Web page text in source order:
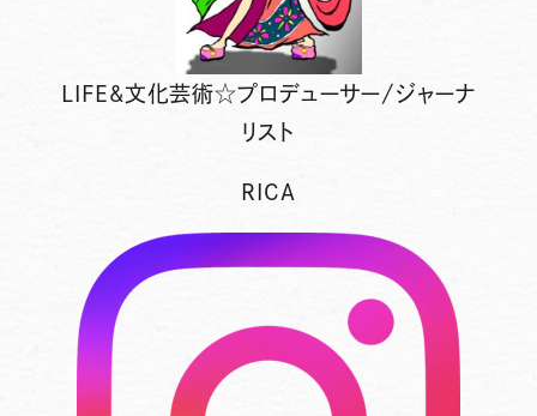
LIFE&文化芸術☆プロデューサー/ジャーナ
リスト
RICA